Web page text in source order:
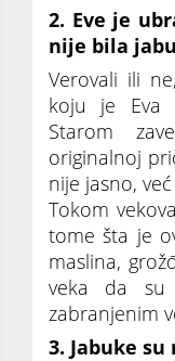
2. Eve je
nije bila
Verovali ili
koju je Eva
Starom
originalnoj
nije jasno,
Tokom
tome šta je
maslina,
veka da su
zabranjenim
3. Jabuke